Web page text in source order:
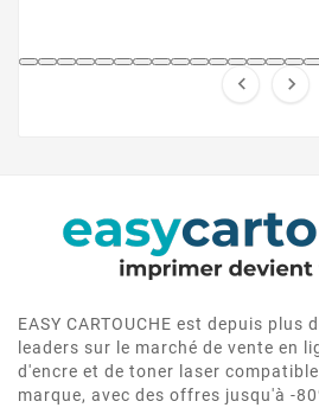
LEXMARK
 
EASY CARTOUCHE est depuis plus
leaders sur le marché de vente en
d'encre et de toner laser
marque, avec des offres jusqu'à -